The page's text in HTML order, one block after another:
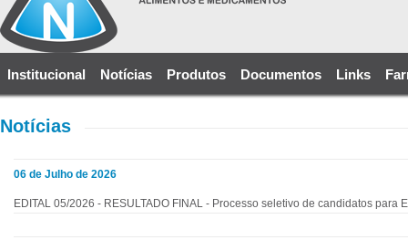
Institucional Notícias Produtos Documentos Links
Notícias
06 de Julho de 2026
EDITAL 05/2026 - RESULTADO FINAL - Processo seletivo de candidatos